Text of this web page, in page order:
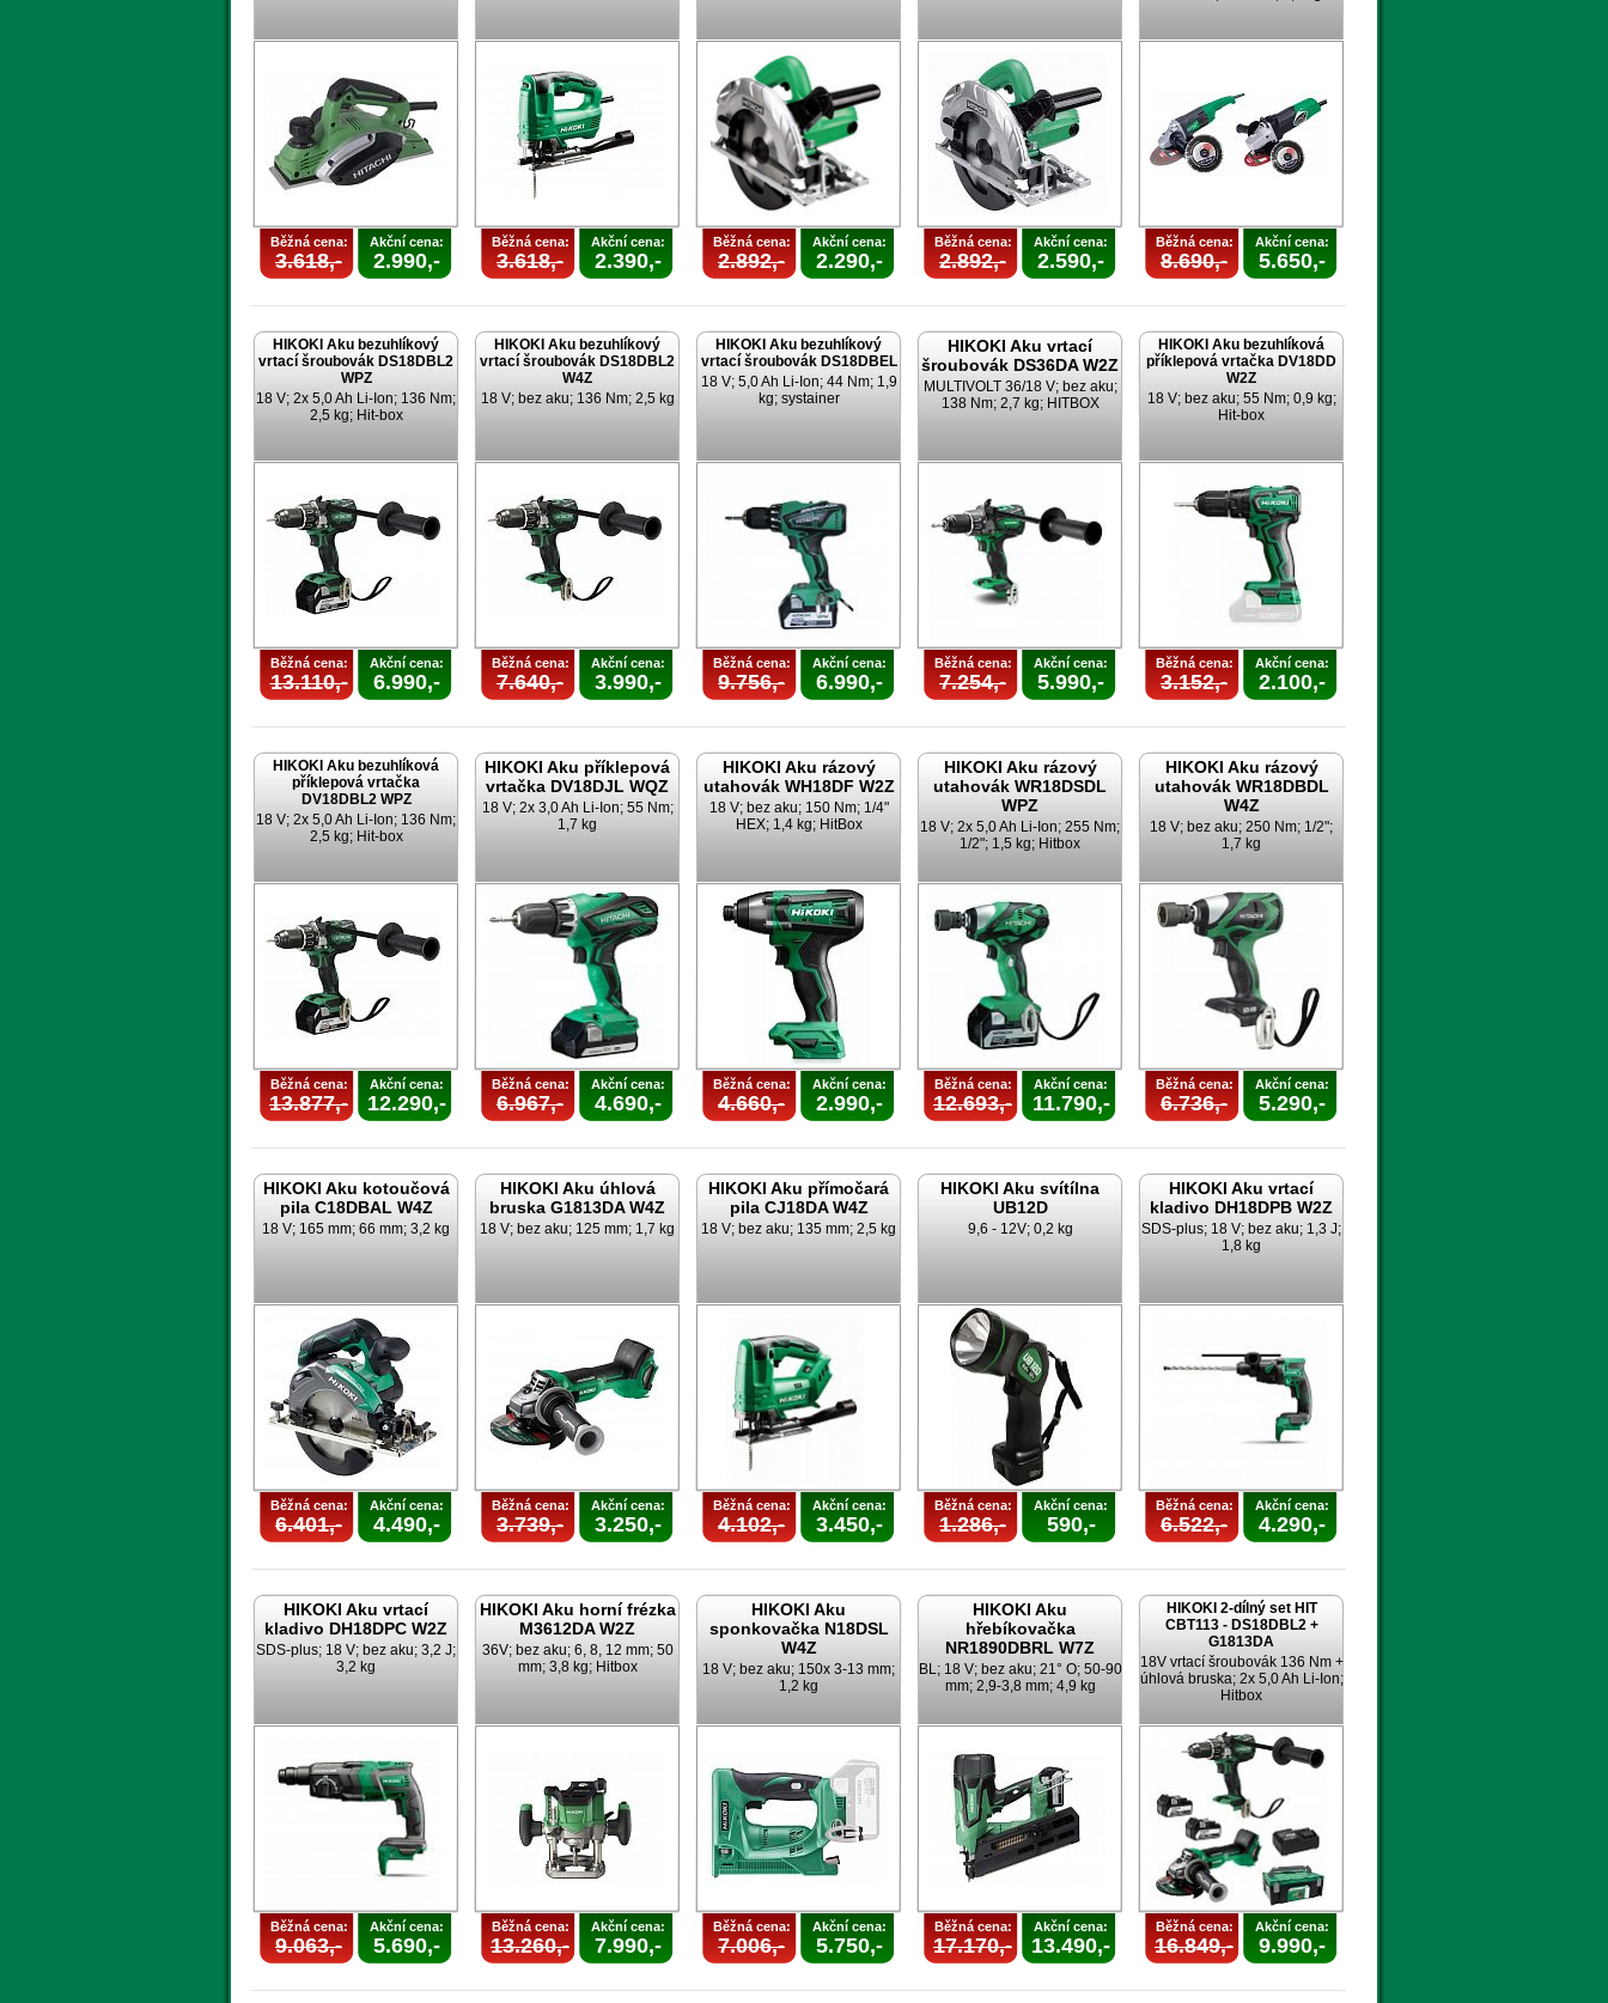
Běžná cena:
3.618,-
Akční cena:
2.990,-
Běžná cena:
3.618,-
Akční cena:
2.390,-
Běžná cena:
2.892,-
Akční cena:
2.290,-
Běžná cena:
2.892,-
Akční cena:
2.590,-
Běžná cena:
8.690,-
Akční cena:
5.650,-
HIKOKI Aku bezuhlíkový
vrtací šroubovák DS18DBL2
WPZ
18 V; 2x 5,0 Ah Li-Ion; 136 Nm;
2,5 kg; Hit-box
Běžná cena:
13.110,-
Akční cena:
6.990,-
HIKOKI Aku bezuhlíkový
vrtací šroubovák DS18DBL2
W4Z
18 V; bez aku; 136 Nm; 2,5 kg
Běžná cena:
7.640,-
Akční cena:
3.990,-
HIKOKI Aku bezuhlíkový
vrtací šroubovák DS18DBEL
18 V; 5,0 Ah Li-Ion; 44 Nm; 1,9
kg; systainer
Běžná cena:
9.756,-
Akční cena:
6.990,-
HIKOKI Aku vrtací
šroubovák DS36DA W2Z
MULTIVOLT 36/18 V; bez aku;
138 Nm; 2,7 kg; HITBOX
Běžná cena:
7.254,-
Akční cena:
5.990,-
HIKOKI Aku bezuhlíková
příklepová vrtačka DV18DD
W2Z
18 V; bez aku; 55 Nm; 0,9 kg;
Hit-box
Běžná cena:
3.152,-
Akční cena:
2.100,-
HIKOKI Aku bezuhlíková
příklepová vrtačka
DV18DBL2 WPZ
18 V; 2x 5,0 Ah Li-Ion; 136 Nm;
2,5 kg; Hit-box
Běžná cena:
13.877,-
Akční cena:
12.290,-
HIKOKI Aku příklepová
vrtačka DV18DJL WQZ
18 V; 2x 3,0 Ah Li-Ion; 55 Nm;
1,7 kg
Běžná cena:
6.967,-
Akční cena:
4.690,-
HIKOKI Aku rázový
utahovák WH18DF W2Z
18 V; bez aku; 150 Nm; 1/4"
HEX; 1,4 kg; HitBox
Běžná cena:
4.660,-
Akční cena:
2.990,-
HIKOKI Aku rázový
utahovák WR18DSDL
WPZ
18 V; 2x 5,0 Ah Li-Ion; 255 Nm;
1/2"; 1,5 kg; Hitbox
Běžná cena:
12.693,-
Akční cena:
11.790,-
HIKOKI Aku rázový
utahovák WR18DBDL
W4Z
18 V; bez aku; 250 Nm; 1/2";
1,7 kg
Běžná cena:
6.736,-
Akční cena:
5.290,-
HIKOKI Aku kotoučová
pila C18DBAL W4Z
18 V; 165 mm; 66 mm; 3,2 kg
Běžná cena:
6.401,-
Akční cena:
4.490,-
HIKOKI Aku úhlová
bruska G1813DA W4Z
18 V; bez aku; 125 mm; 1,7 kg
Běžná cena:
3.739,-
Akční cena:
3.250,-
HIKOKI Aku přímočará
pila CJ18DA W4Z
18 V; bez aku; 135 mm; 2,5 kg
Běžná cena:
4.102,-
Akční cena:
3.450,-
HIKOKI Aku svítílna
UB12D
9,6 - 12V; 0,2 kg
Běžná cena:
1.286,-
Akční cena:
590,-
HIKOKI Aku vrtací
kladivo DH18DPB W2Z
SDS-plus; 18 V; bez aku; 1,3 J;
1,8 kg
Běžná cena:
6.522,-
Akční cena:
4.290,-
HIKOKI Aku vrtací
kladivo DH18DPC W2Z
SDS-plus; 18 V; bez aku; 3,2 J;
3,2 kg
Běžná cena:
9.063,-
Akční cena:
5.690,-
HIKOKI Aku horní frézka
M3612DA W2Z
36V; bez aku; 6, 8, 12 mm; 50
mm; 3,8 kg; Hitbox
Běžná cena:
13.260,-
Akční cena:
7.990,-
HIKOKI Aku
sponkovačka N18DSL
W4Z
18 V; bez aku; 150x 3-13 mm;
1,2 kg
Běžná cena:
7.006,-
Akční cena:
5.750,-
HIKOKI Aku
hřebíkovačka
NR1890DBRL W7Z
BL; 18 V; bez aku; 21° O; 50-90
mm; 2,9-3,8 mm; 4,9 kg
Běžná cena:
17.170,-
Akční cena:
13.490,-
HIKOKI 2-dílný set HIT
CBT113 - DS18DBL2 +
G1813DA
18V vrtací šroubovák 136 Nm +
úhlová bruska; 2x 5,0 Ah Li-Ion;
Hitbox
Běžná cena:
16.849,-
Akční cena:
9.990,-